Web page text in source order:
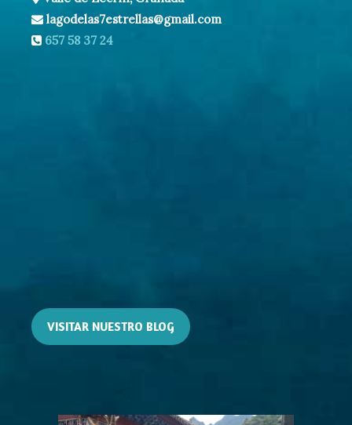
lagodelas7estrellas@gmail.com
657 58 37 24
VISITAR NUESTRO BLOG